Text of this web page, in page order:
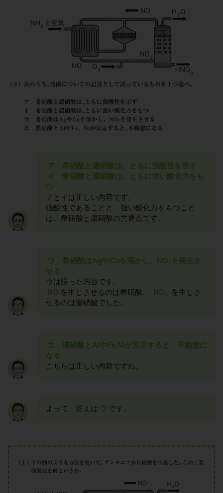
ア 希硝酸と濃硝酸は、ともに強酸性を示す
イ 希硝酸と濃硝酸は、ともに強い酸化力をも
つ
アとイは正しい内容です。
強酸性であることと、強い酸化力をもつこと
は、希硝酸と濃硝酸の共通点です。
ウ 希硝酸はAgやCuを溶かし、NO2 を発生さ
せる。
ウは誤った内容です。
NO を生じさせるのは希硝酸、 NO2
を生じさ
せるのは濃硝酸でした。
エ 濃硝酸とAlやFe,Niが反応すると、不動態に
なる
こちらは正しい内容ですね。
よって、答えは ウ です。